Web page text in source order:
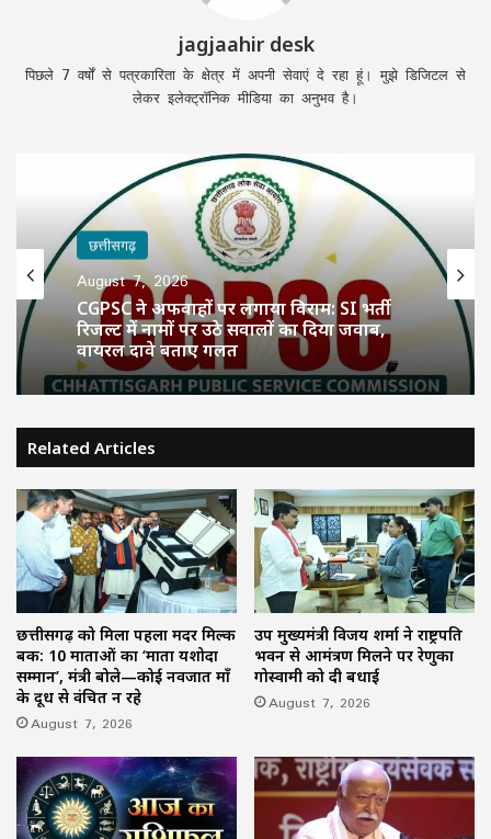
jagjaahir desk
पिछले 7 वर्षों से पत्रकारिता के क्षेत्र में अपनी सेवाएं दे रहा हूं। मुझे डिजिटल से
लेकर इलेक्ट्रॉनिक मीडिया का अनुभव है।
छत्तीसगढ़
August 7, 2026
CGPSC ने अफवाहों पर लगाया विराम: SI भर्ती
रिजल्ट में नामों पर उठे सवालों का दिया जवाब,
वायरल दावे बताए गलत
Related Articles
छत्तीसगढ़ को मिला पहला मदर मिल्क
बैंक: 10 माताओं का ‘माता यशोदा
सम्मान’, मंत्री बोले—कोई नवजात माँ
के दूध से वंचित न रहे
August 7, 2026
उप मुख्यमंत्री विजय शर्मा ने राष्ट्रपति
भवन से आमंत्रण मिलने पर रेणुका
गोस्वामी को दी बधाई
August 7, 2026